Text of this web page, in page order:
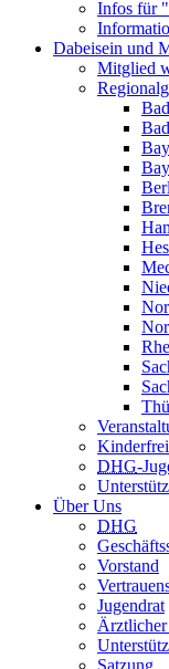
Infos für
Dabeisein und
Mitglied
DHG-
Über Uns
DHG
Vorstand
Jugendrat
Satzung